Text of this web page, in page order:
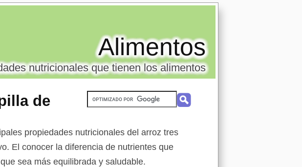
de
Alimentos
nutricionales que tienen los alimentos
propiedades nutricionales del arroz tres
El conocer la diferencia de nutrientes que
sea más equilibrada y saludable.